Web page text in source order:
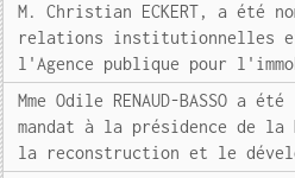
M. Christian ECKERT, a été
relations institutionnelles et
l'Agence publique pour
Mme Odile RENAUD-BASSO a
mandat à la présidence de la
la reconstruction et le